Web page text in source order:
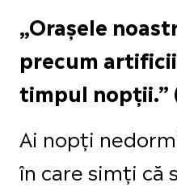
„Orașele
precum
timpul nopții.”
Ai nopți
în care simți că